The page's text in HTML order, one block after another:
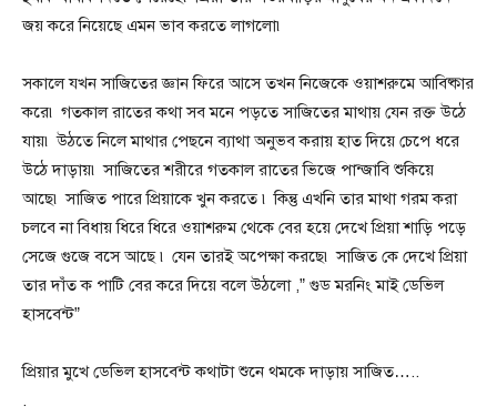
জয় করে নিয়েছে এমন ভাব করতে লাগলো৷
সকালে যখন সাজিতের জ্ঞান ফিরে আসে তখন নিজেকে ওয়াশরুমে আবিষ্কার
করে৷ গতকাল রাতের কথা সব মনে পড়তে সাজিতের মাথায় যেন রক্ত উঠে
যায়৷ উঠতে নিলে মাথার পেছনে ব্যাথা অনুভব করায় হাত দিয়ে চেপে ধরে
উঠে দাড়ায়৷ সাজিতের শরীরে গতকাল রাতের ভিজে পান্জাবি শুকিয়ে
আছে৷ সাজিত পারে প্রিয়াকে খুন করতে ৷ কিন্তু এখনি তার মাথা গরম করা
চলবে না বিধায় ধিরে ধিরে ওয়াশরুম থেকে বের হয়ে দেখে প্রিয়া শাড়ি পড়ে
সেজে গুজে বসে আছে ৷ যেন তারই অপেক্ষা করছে৷ সাজিত কে দেখে প্রিয়া
তার দাঁত ক পাটি বের করে দিয়ে বলে উঠলো ,” গুড মরনিং মাই ডেভিল
হাসবেন্ট”
প্রিয়ার মুখে ডেভিল হাসবেন্ট কথাটা শুনে থমকে দাড়ায় সাজিত…..
.